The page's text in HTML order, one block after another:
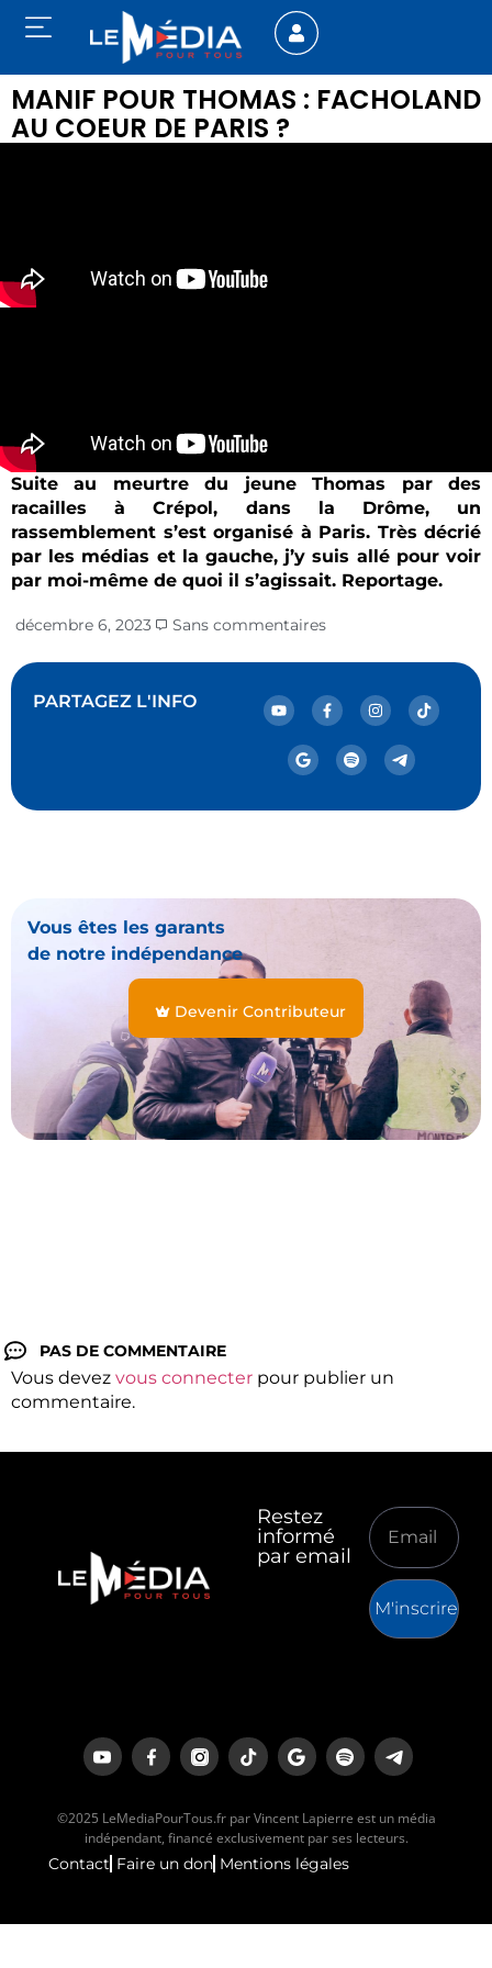
MANIF POUR THOMAS : FACHOLAND
AU COEUR DE PARIS ?
Suite au meurtre du jeune Thomas par des
racailles à Crépol, dans la Drôme, un
rassemblement s’est organisé à Paris. Très décrié
par les médias et la gauche, j’y suis allé pour voir
par moi-même de quoi il s’agissait. Reportage.
décembre 6, 2023 Sans commentaires
PARTAGEZ L'INFO
Vous êtes les garants
de notre indépendance
Devenir Contributeur
PAS DE COMMENTAIRE
Vous devez vous connecter pour publier un
commentaire.
Restez
informé
par email
M'inscrire
©2025 LeMediaPourTous.fr par Vincent Lapierre est un média
indépendant, financé exclusivement par ses lecteurs.
Contact Faire un don Mentions légales